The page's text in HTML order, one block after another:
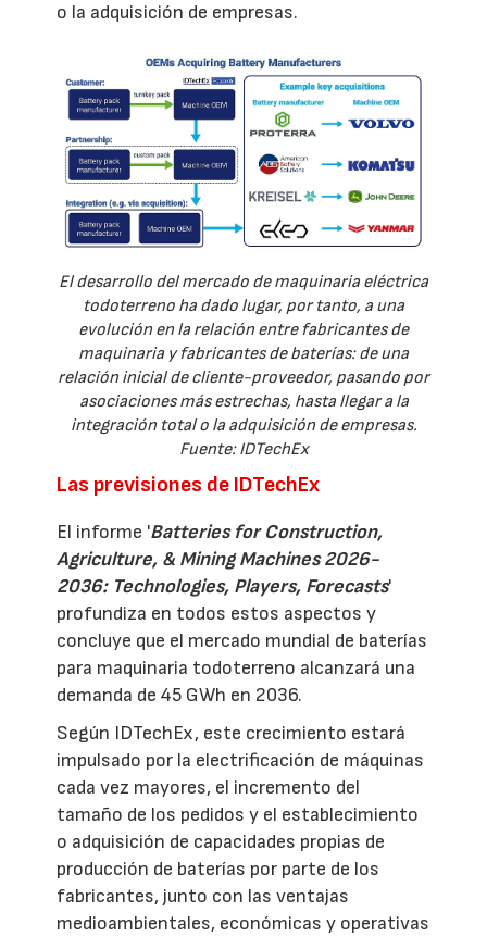
o la adquisición de empresas.
El desarrollo del mercado de maquinaria eléctrica
todoterreno ha dado lugar, por tanto, a una
evolución en la relación entre fabricantes de
maquinaria y fabricantes de baterías: de una
relación inicial de cliente-proveedor, pasando por
asociaciones más estrechas, hasta llegar a la
integración total o la adquisición de empresas.
Fuente: IDTechEx
Las previsiones de IDTechEx
El informe 'Batteries for Construction,
Agriculture, & Mining Machines 2026-
2036: Technologies, Players, Forecasts'
profundiza en todos estos aspectos y
concluye que el mercado mundial de baterías
para maquinaria todoterreno alcanzará una
demanda de 45 GWh en 2036.
Según IDTechEx, este crecimiento estará
impulsado por la electrificación de máquinas
cada vez mayores, el incremento del
tamaño de los pedidos y el establecimiento
o adquisición de capacidades propias de
producción de baterías por parte de los
fabricantes, junto con las ventajas
medioambientales, económicas y operativas